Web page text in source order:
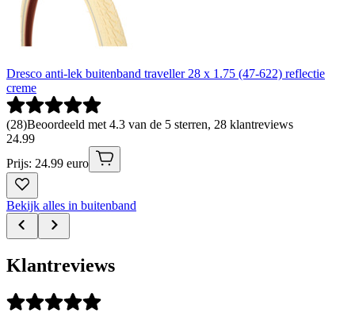
Dresco anti-lek buitenband traveller 28 x 1.75 (47-622) reflectie
creme
(28)Beoordeeld met 4.3 van de 5 sterren, 28 klantreviews
24.99
Prijs: 24.99 euro
Bekijk alles in buitenband
Klantreviews